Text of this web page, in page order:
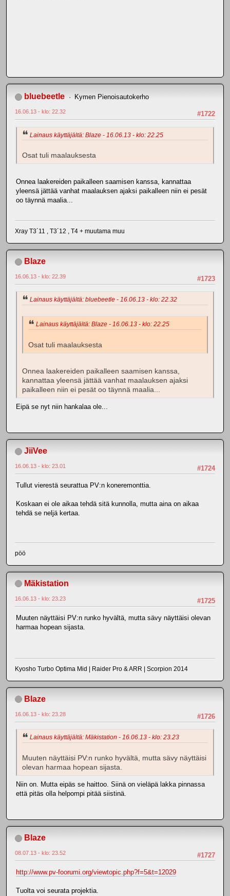
bluebeetle Kymen Pienoisautokerho
#1722
16.06.13 - klo: 22.32
Lainaus käyttäjältä: Blaze - 16.06.13 - klo: 22.25
Osat tuli maalauksesta
Onnea laakereiden paikalleen saamisen kanssa, kannattaa
yleensä jättää vanhat maalauksen ajaksi paikalleen niin ei pesät
oo täynnä maalia...
Xray T3´11 , T3´12 , T4 + muutama muu
Blaze
#1723
16.06.13 - klo: 22.39
Lainaus käyttäjältä: bluebeetle - 16.06.13 - klo: 22.32
Lainaus käyttäjältä: Blaze - 16.06.13 - klo: 22.25
Osat tuli maalauksesta
Onnea laakereiden paikalleen saamisen kanssa,
kannattaa yleensä jättää vanhat maalauksen ajaksi
paikalleen niin ei pesät oo täynnä maalia...
Eipä se nyt niin hankalaa ole...
JiiVee
#1724
16.06.13 - klo: 23.01
Tullut vierestä seurattua PV:n koneremonttia.
Koskaan ei ole aikaa tehdä sitä kunnolla, mutta aina on aikaa
tehdä se neljä kertaa.
pöö
Mäkistation
#1725
16.06.13 - klo: 23.23
Muuten näyttäisi PV:n runko hyvältä, mutta sävy näyttäisi olevan
harmaa hopean sijasta.
Kyosho Turbo Optima Mid | Raider Pro & ARR | Scorpion 2014
Blaze
#1726
16.06.13 - klo: 23.28
Lainaus käyttäjältä: Mäkistation - 16.06.13 - klo: 23.23
Muuten näyttäisi PV:n runko hyvältä, mutta sävy näyttäisi
olevan harmaa hopean sijasta.
Niin on. Mutta eipäs se haittoo. Siinä on vieläpä lakka pinnassa
että pitäs olla helpompi pitää siistinä.
Blaze
#1727
08.07.13 - klo: 23.52
http://www.pv-foorumi.org/viewtopic.php?f=5&t=12029
Tuolta voi seurata projektia.